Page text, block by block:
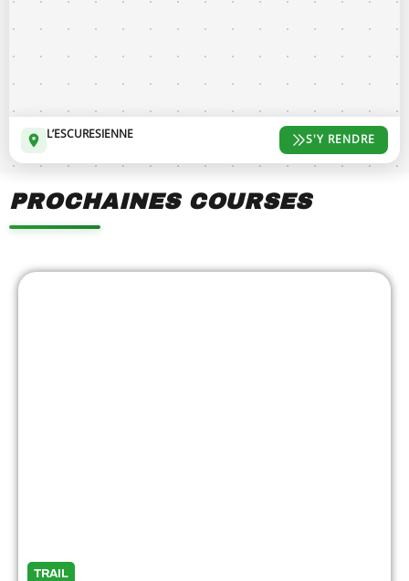
et commerçants locaux.
appliqués directement par la plateforme Pyrénées
Chrono et ne sont pas reversés à l’organisateur.
Pour toute question, n’hésitez pas à nous contacter au 06
82 70 97 48.
L’ESCURESIENNE S'Y RENDRE
PROCHAINES COURSES
TRAIL
Showing